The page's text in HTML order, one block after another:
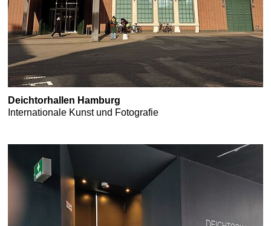
Deichtorhallen Hamburg
Internationale Kunst und Fotografie